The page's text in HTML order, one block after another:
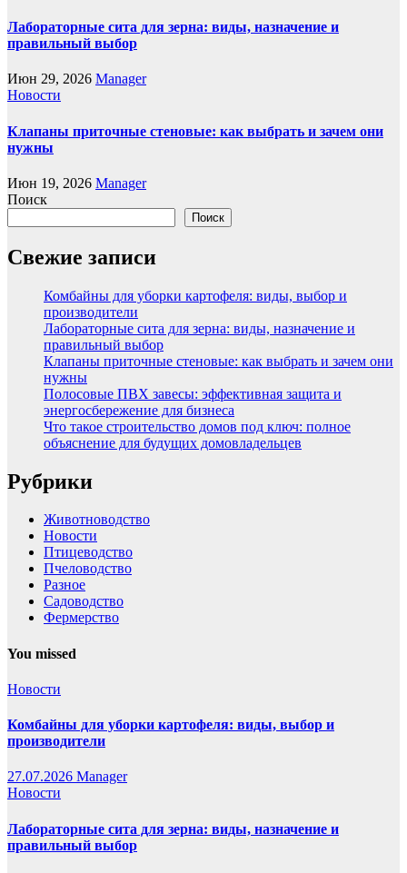
Лабораторные сита для зерна: виды, назначение и
правильный выбор
Июн 29, 2026 Manager
Новости
Клапаны приточные стеновые: как выбрать и зачем они
нужны
Июн 19, 2026 Manager
Поиск
Поиск
Свежие записи
Комбайны для уборки картофеля: виды, выбор и
производители
Лабораторные сита для зерна: виды, назначение и
правильный выбор
Клапаны приточные стеновые: как выбрать и зачем они
нужны
Полосовые ПВХ завесы: эффективная защита и
энергосбережение для бизнеса
Что такое строительство домов под ключ: полное
объяснение для будущих домовладельцев
Рубрики
Животноводство
Новости
Птицеводство
Пчеловодство
Разное
Садоводство
Фермерство
You missed
Новости
Комбайны для уборки картофеля: виды, выбор и
производители
27.07.2026 Manager
Новости
Лабораторные сита для зерна: виды, назначение и
правильный выбор